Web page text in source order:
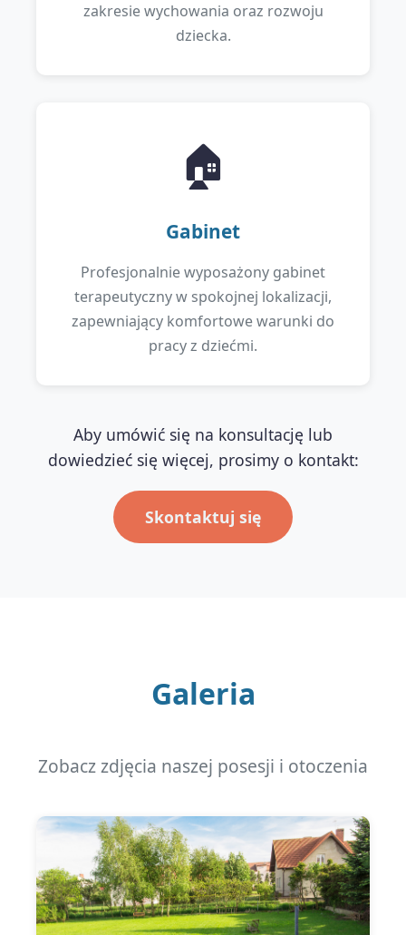
zakresie wychowania oraz rozwoju
dziecka.
🏠
Gabinet
Profesjonalnie wyposażony gabinet
terapeutyczny w spokojnej lokalizacji,
zapewniający komfortowe warunki do
pracy z dziećmi.
Aby umówić się na konsultację lub
dowiedzieć się więcej, prosimy o kontakt:
Skontaktuj się
Galeria
Zobacz zdjęcia naszej posesji i otoczenia